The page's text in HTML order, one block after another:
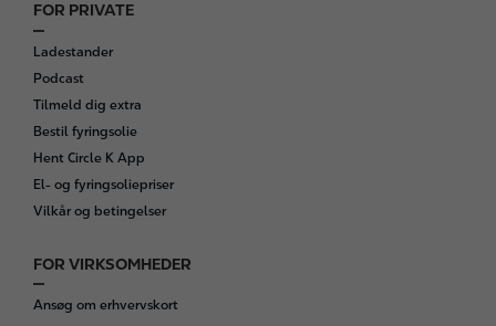
F
o
o
t
e
r
FOR PRIVATE
Ladestander
Podcast
Tilmeld dig extra
Bestil fyringsolie
Hent Circle K App
El- og fyringsoliepriser
Vilkår og betingelser
FOR VIRKSOMHEDER
Ansøg om erhvervskort